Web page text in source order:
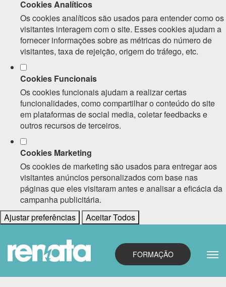
Cookies Analíticos
Os cookies analíticos são usados para entender como os
visitantes interagem com o site. Esses cookies ajudam a
fornecer informações sobre as métricas do número de
visitantes, taxa de rejeição, origem do tráfego, etc.
Cookies Funcionais
Os cookies funcionais ajudam a realizar certas
funcionalidades, como compartilhar o conteúdo do site
em plataformas de social media, coletar feedbacks e
outros recursos de terceiros.
Cookies Marketing
Os cookies de marketing são usados para entregar aos
visitantes anúncios personalizados com base nas
páginas que eles visitaram antes e analisar a eficácia da
campanha publicitária.
Ajustar preferências
Aceitar Todos
FORMAÇÃO